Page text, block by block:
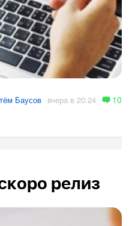
Баусов вчера в 20:24 10
релиз